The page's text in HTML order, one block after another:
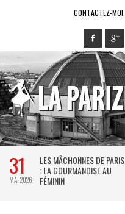
CONTACTEZ-MOI
31
MAI 2026
LES MÂCHONNES DE PARIS
: LA GOURMANDISE AU
FÉMININ